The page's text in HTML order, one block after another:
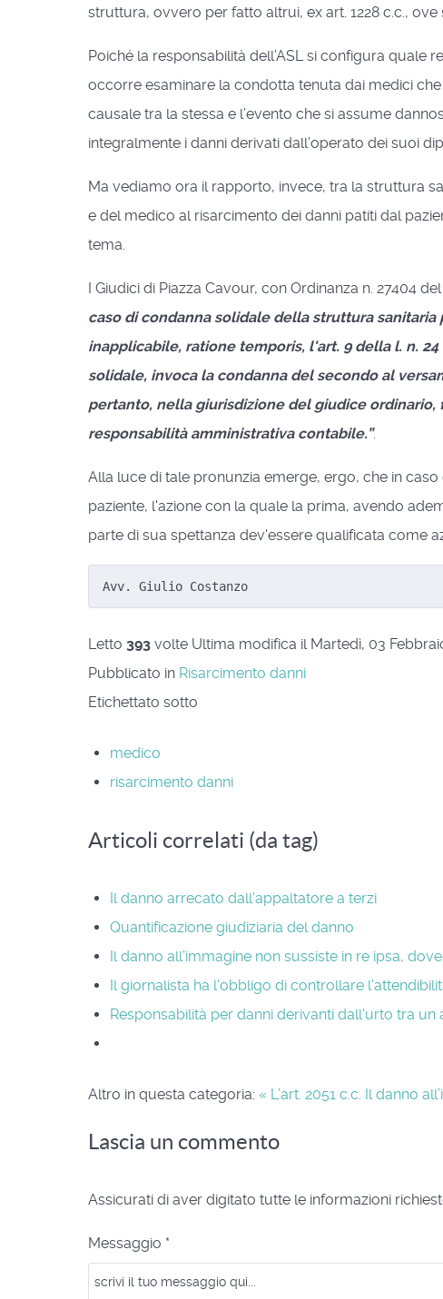
struttura, ovvero per fatto altrui, ex art. 1228 c.c., ove
Poiché la responsabilità dell’ASL si configura quale
occorre esaminare la condotta tenuta dai medici
causale tra la stessa e l’evento che si assume
integralmente i danni derivati dall’operato dei suoi
Ma vediamo ora il rapporto, invece, tra la struttura
e del medico al risarcimento dei danni patiti dal
tema.
I Giudici di Piazza Cavour, con Ordinanza n. 27404
caso di condanna solidale della struttura
inapplicabile, ratione temporis, l'art. 9 della l. n.
solidale, invoca la condanna del secondo al
pertanto, nella giurisdizione del giudice
responsabilità amministrativa contabile.”.
Alla luce di tale pronunzia emerge, ergo, che in
paziente, l'azione con la quale la prima, avendo
parte di sua spettanza dev'essere qualificata come
Avv. Giulio Costanzo
Letto 393 volte Ultima modifica il Martedì, 03
Pubblicato in Risarcimento danni
Etichettato sotto
medico
risarcimento danni
Articoli correlati (da tag)
Il danno arrecato dall'appaltatore a terzi
Quantificazione giudiziaria del danno
Il danno all’immagine non sussiste in re ipsa,
Il giornalista ha l'obbligo di controllare
Responsabilità per danni derivanti dall'urto tra
Altro in questa categoria: « L’art. 2051 c.c. Il danno
Lascia un commento
Assicurati di aver digitato tutte le informazioni
Messaggio *